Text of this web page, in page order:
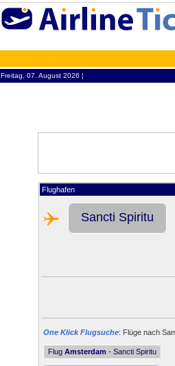
Freitag, 07. August 2026 ¦
Flughafen
Sancti Spiritu
One Klick Flugsuche: Flüge nach
Flug Amsterdam - Sancti Spiritu